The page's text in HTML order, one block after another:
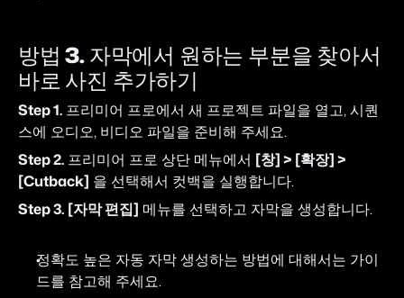
방법 3. 자막에서 원하는 부분을 찾아서
바로 사진 추가하기
Step 1. 프리미어 프로에서 새 프로젝트 파일을 열고, 시퀀
스에 오디오, 비디오 파일을 준비해 주세요.
Step 2. 프리미어 프로 상단 메뉴에서 [창] > [확장] >
[Cutback] 을 선택해서 컷백을 실행합니다.
Step 3. [자막 편집] 메뉴를 선택하고 자막을 생성합니다.
정확도 높은 자동 자막 생성하는 방법에 대해서는 가이
드를 참고해 주세요.